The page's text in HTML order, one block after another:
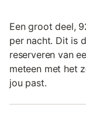
Een groot deel,
per nacht. Dit is
reserveren van
meteen met het
jou past.